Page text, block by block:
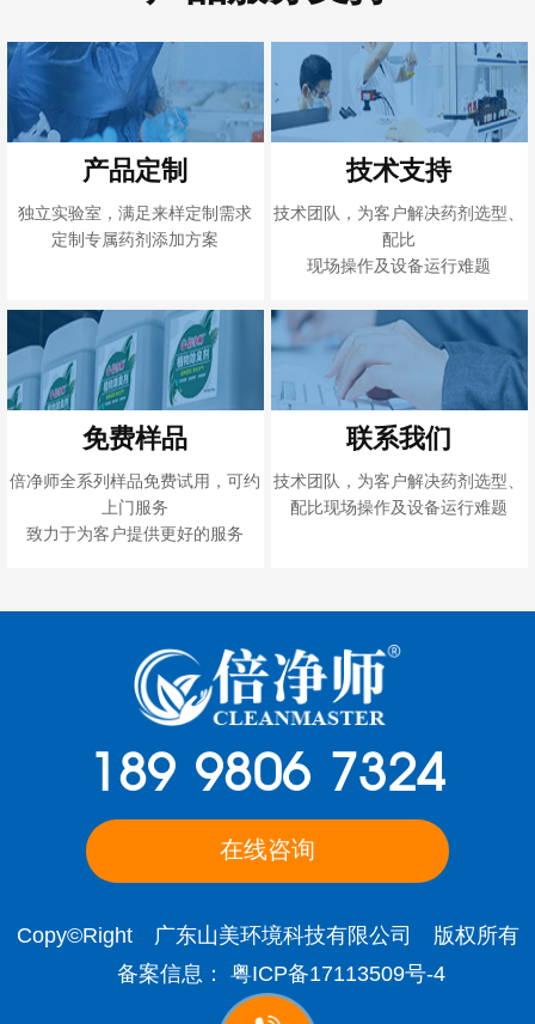
产品定制
独立实验室，满足来样定制需求
定制专属药剂添加方案
技术支持
技术团队，为客户解决药剂选型、
配比
现场操作及设备运行难题
免费样品
倍净师全系列样品免费试用，可约
上门服务
致力于为客户提供更好的服务
联系我们
技术团队，为客户解决药剂选型、
配比现场操作及设备运行难题
189 9806 7324
在线咨询
Copy©Right 广东山美环境科技有限公司 版权所有
备案信息： 粤ICP备17113509号-4